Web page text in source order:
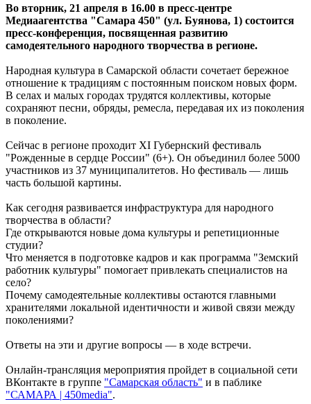
Вячеслав Федорищев рассказал о последствиях атаки ВСУ на
регион
08.08.2026 | 12:29
Водитель "Мазды" сбил женщину на улице Подшипниковой в
08.08.2026 | 12:12
Ударила собутыльника: на тольяттинку завели "уголовку"
08.08.2026 | 11:40
В Самаре ветераны СВО сыграли в пляжный волейбол с
молодежью
В Самаре со дна Волги подняли тело утонувшего мужчины
08.08.2026 | 11:15
Вячеслав Федорищев поздравил жителей Самарской области с
Днем физкультурника
Два человека погибли в столкновении моторной лодки и
катера в Самарской области
08.08.2026 | 10:35
Народные приметы на 9 августа 2026 года: что нельзя делать в
этот день
08.08.2026 | 10:27
Где в Самаре отключат холодную воду 8 августа: список
адресов
08.08.2026 | 10:15
День физкультурника в России: какие праздники отмечают 8
08.08.2026 | 09:54
Во вторник, 21 апреля в 16.00 в пресс-центре
Медиаагентства "Самара 450" (ул. Буянова, 1) состоится
пресс-конференция, посвященная развитию
самодеятельного народного творчества в регионе.
Народная культура в Самарской области сочетает бережное
отношение к традициям с постоянным поиском новых форм.
В селах и малых городах трудятся коллективы, которые
сохраняют песни, обряды, ремесла, передавая их из поколения
в поколение.
Сейчас в регионе проходит XI Губернский фестиваль
"Рожденные в сердце России" (6+). Он объединил более 5000
участников из 37 муниципалитетов. Но фестиваль — лишь
часть большой картины.
Как сегодня развивается инфраструктура для народного
творчества в области?
Где открываются новые дома культуры и репетиционные
студии?
Что меняется в подготовке кадров и как программа "Земский
работник культуры" помогает привлекать специалистов на
село?
Почему самодеятельные коллективы остаются главными
хранителями локальной идентичности и живой связи между
поколениями?
Ответы на эти и другие вопросы — в ходе встречи.
Онлайн-трансляция мероприятия пройдет в социальной сети
ВКонтакте в группе "Самарская область" и в паблике
"САМАРА | 450media".